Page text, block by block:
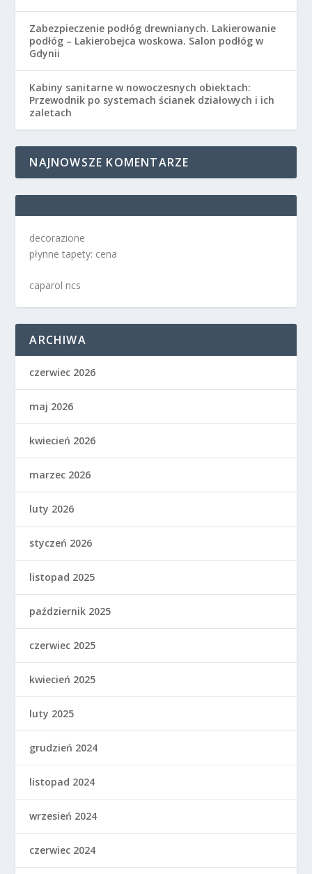
Zabezpieczenie podłóg drewnianych. Lakierowanie
podłóg – Lakierobejca woskowa. Salon podłóg w
Gdynii
Kabiny sanitarne w nowoczesnych obiektach:
Przewodnik po systemach ścianek działowych i ich
zaletach
NAJNOWSZE KOMENTARZE
decorazione
płynne tapety: cena
caparol ncs
ARCHIWA
czerwiec 2026
maj 2026
kwiecień 2026
marzec 2026
luty 2026
styczeń 2026
listopad 2025
październik 2025
czerwiec 2025
kwiecień 2025
luty 2025
grudzień 2024
listopad 2024
wrzesień 2024
czerwiec 2024